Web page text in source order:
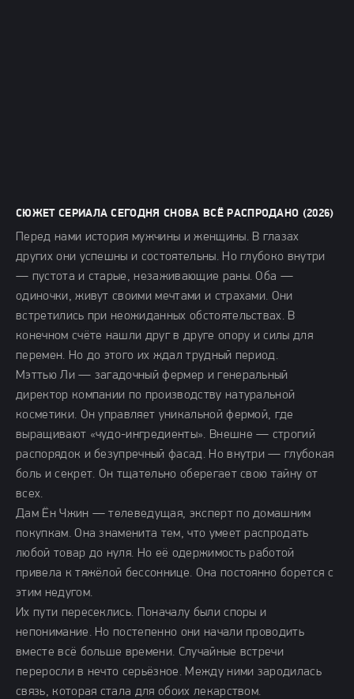
СЮЖЕТ СЕРИАЛА СЕГОДНЯ СНОВА ВСЁ РАСПРОДАНО (2026)
Перед нами история мужчины и женщины. В глазах
других они успешны и состоятельны. Но глубоко внутри
— пустота и старые, незаживающие раны. Оба —
одиночки, живут своими мечтами и страхами. Они
встретились при неожиданных обстоятельствах. В
конечном счёте нашли друг в друге опору и силы для
перемен. Но до этого их ждал трудный период.
Мэттью Ли — загадочный фермер и генеральный
директор компании по производству натуральной
косметики. Он управляет уникальной фермой, где
выращивают «чудо-ингредиенты». Внешне — строгий
распорядок и безупречный фасад. Но внутри — глубокая
боль и секрет. Он тщательно оберегает свою тайну от
всех.
Дам Ён Чжин — телеведущая, эксперт по домашним
покупкам. Она знаменита тем, что умеет распродать
любой товар до нуля. Но её одержимость работой
привела к тяжёлой бессоннице. Она постоянно борется с
этим недугом.
Их пути пересеклись. Поначалу были споры и
непонимание. Но постепенно они начали проводить
вместе всё больше времени. Случайные встречи
переросли в нечто серьёзное. Между ними зародилась
связь, которая стала для обоих лекарством.